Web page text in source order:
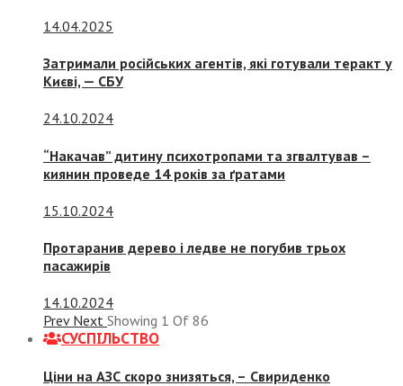
14.04.2025
Затримали російських агентів, які готували теракт у
Києві, — СБУ
24.10.2024
“Накачав” дитину психотропами та згвалтував –
киянин проведе 14 років за ґратами
15.10.2024
Протаранив дерево і ледве не погубив трьох
пасажирів
14.10.2024
Prev Next Showing 1 Of 86
СУСПIЛЬСТВО
Ціни на АЗС скоро знизяться, – Свириденко